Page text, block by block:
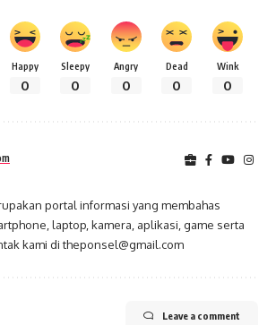
Happy
0
Sleepy
0
Angry
0
Dead
0
Wink
0
portal informasi yang membahas
laptop, kamera, aplikasi, game serta
kami di theponsel@gmail.com
Leave a comment